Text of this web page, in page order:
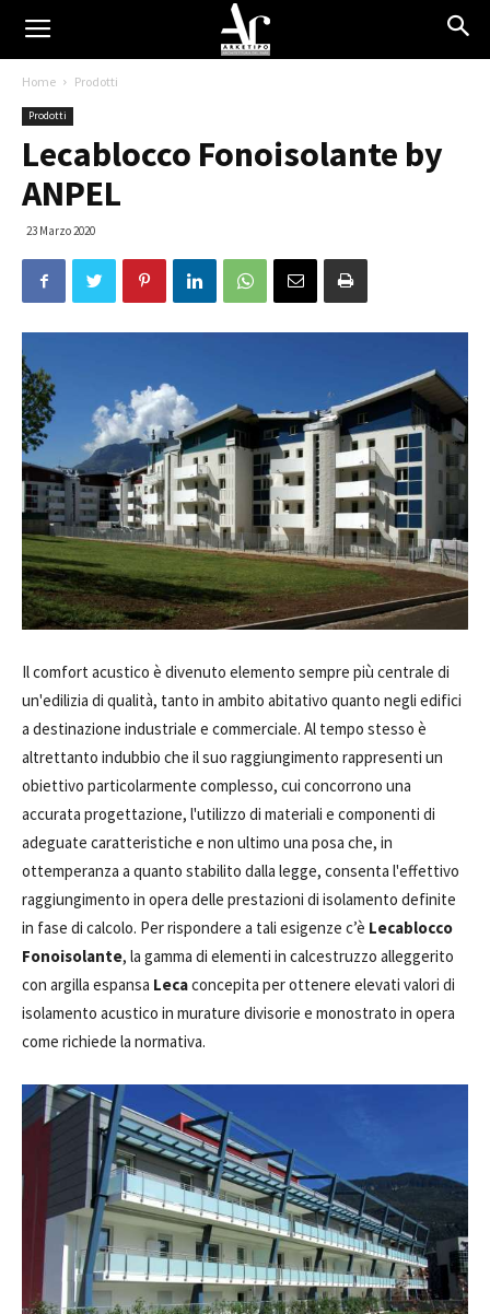
Home Prodotti
Prodotti
Lecablocco Fonoisolante by
ANPEL
23 Marzo 2020
Il comfort acustico è divenuto elemento sempre più centrale di
un'edilizia di qualità, tanto in ambito abitativo quanto negli edifici
a destinazione industriale e commerciale. Al tempo stesso è
altrettanto indubbio che il suo raggiungimento rappresenti un
obiettivo particolarmente complesso, cui concorrono una
accurata progettazione, l'utilizzo di materiali e componenti di
adeguate caratteristiche e non ultimo una posa che, in
ottemperanza a quanto stabilito dalla legge, consenta l'effettivo
raggiungimento in opera delle prestazioni di isolamento definite
in fase di calcolo. Per rispondere a tali esigenze c’è Lecablocco
Fonoisolante, la gamma di elementi in calcestruzzo alleggerito
con argilla espansa Lecaconcepita per ottenere elevati valori di
isolamento acustico in murature divisorie e monostrato in opera
come richiede la normativa.